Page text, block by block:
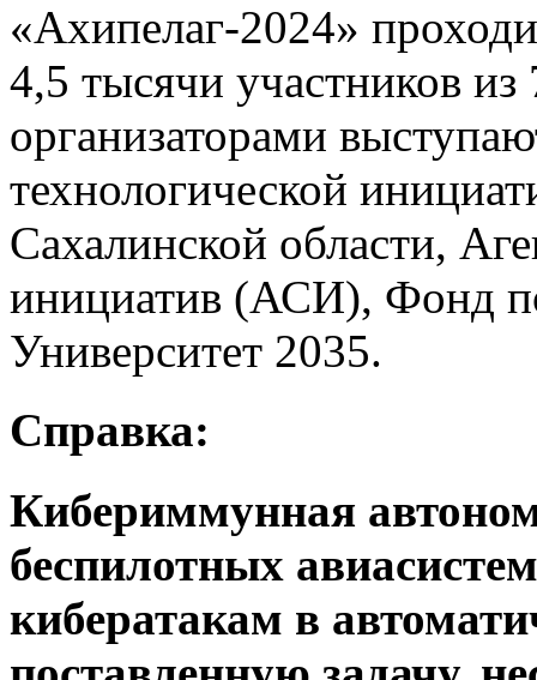
«Ахипелаг-2024»
4,5 тысячи участников
организаторами
технологической
Сахалинской области,
инициатив (АСИ), Фонд
Университет 2035.
Справка:
Кибериммунная
беспилотных
кибератакам в